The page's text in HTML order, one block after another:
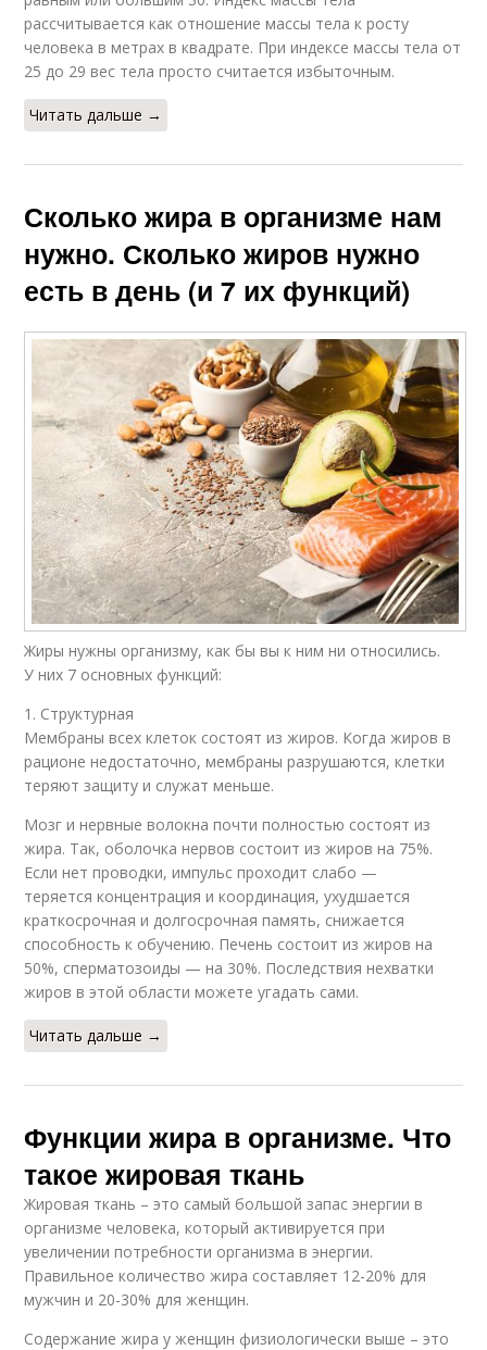
рассчитывается как отношение массы тела к росту
человека в метрах в квадрате. При индексе массы тела от
25 до 29 вес тела просто считается избыточным.
Читать дальше →
Сколько жира в организме нам
нужно. Сколько жиров нужно
есть в день (и 7 их функций)
Жиры нужны организму, как бы вы к ним ни относились.
У них 7 основных функций:
1. Структурная
Мембраны всех клеток состоят из жиров. Когда жиров в
рационе недостаточно, мембраны разрушаются, клетки
теряют защиту и служат меньше.
Мозг и нервные волокна почти полностью состоят из
жира. Так, оболочка нервов состоит из жиров на 75%.
Если нет проводки, импульс проходит слабо —
теряется концентрация и координация, ухудшается
краткосрочная и долгосрочная память, снижается
способность к обучению. Печень состоит из жиров на
50%, сперматозоиды — на 30%. Последствия нехватки
жиров в этой области можете угадать сами.
Читать дальше →
Функции жира в организме. Что
такое жировая ткань
Жировая ткань – это самый большой запас энергии в
организме человека, который активируется при
увеличении потребности организма в энергии.
Правильное количество жира составляет 12-20% для
мужчин и 20-30% для женщин.
Содержание жира у женщин физиологически выше – это